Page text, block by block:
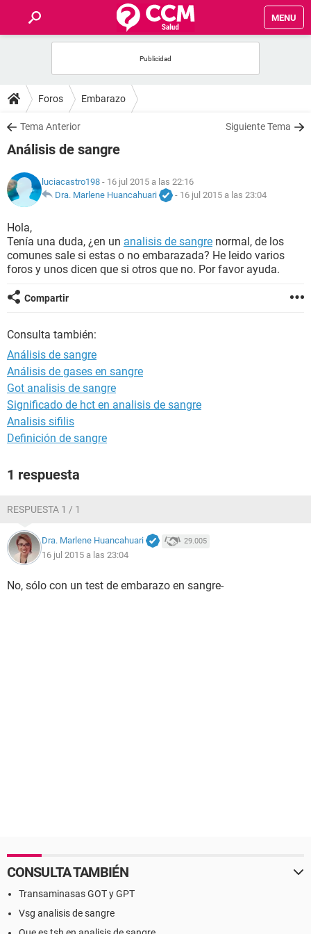
MENU
FOROS
SALUD
NUTRICIÓN
BIENESTAR
SEXUALIDAD
GLOSARIO
Foros Embarazo
Tema Anterior Siguiente Tema
Análisis de sangre
luciacastro198 - 16 jul 2015 a las 22:16
Dra. Marlene Huancahuari
- 16 jul 2015 a las 23:04
Hola,
Tenía una duda, ¿en un analisis de sangre normal, de los
comunes sale si estas o no embarazada? He leido varios
foros y unos dicen que si otros que no. Por favor ayuda.
Compartir
Consulta también:
Análisis de sangre
Análisis de gases en sangre
Got analisis de sangre
Significado de hct en analisis de sangre
Analisis sifilis
Definición de sangre
1 respuesta
RESPUESTA 1 / 1
Dra. Marlene Huancahuari 29.005
16 jul 2015 a las 23:04
No, sólo con un test de embarazo en sangre-
CONSULTA TAMBIÉN
Transaminasas GOT y GPT
Vsg analisis de sangre